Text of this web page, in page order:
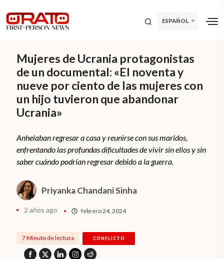
ESPAÑOL
Mujeres de Ucrania protagonistas
de un documental: «El noventa y
nueve por ciento de las mujeres con
un hijo tuvieron que abandonar
Ucrania»
Anhelaban regresar a casa y reunirse con sus maridos,
enfrentando las profundas dificultades de vivir sin ellos y sin
saber cuándo podrían regresar debido a la guerra.
Priyanka Chandani Sinha
2 años ago febrero 24, 2024
7 Minuto de lectura CONFLICTO